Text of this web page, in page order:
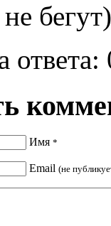
ответа:
Имя *
Email (не